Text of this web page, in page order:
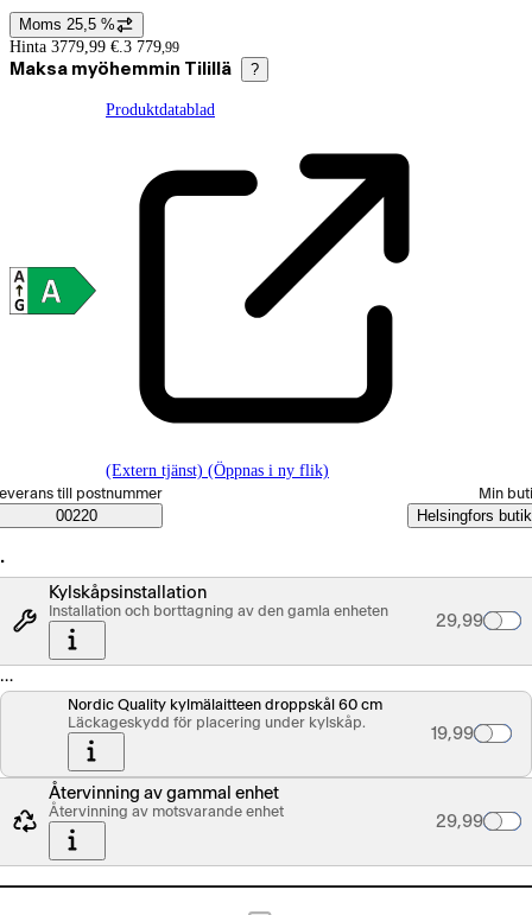
Prisinformation
Moms 25,5 %
Hinta 3779,99 €. 3 779,99
Maksa myöhemmin Tilillä ?
Produktdatablad
(Extern tjänst) (Öppnas i ny flik)
Saatavuustiedot
beställningssätt
till postnummer
00220
Min
Helsingfors butik
Kylskåpsinstallation
Installation och borttagning av den gamla enheten
Palvelun
29,99
…
Nordic Quality kylmälaitteen droppskål 60 cm
Läckageskydd för placering under kylskåp.
Tuotteen
19,99
Återvinning av gammal enhet
Återvinning av motsvarande enhet
Palvelun
29,99